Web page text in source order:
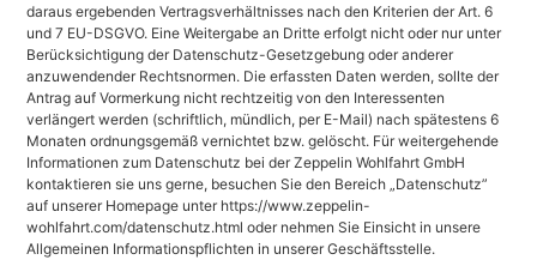
daraus ergebenden Vertragsverhältnisses nach den Kriterien der Art. 6
und 7 EU-DSGVO. Eine Weitergabe an Dritte erfolgt nicht oder nur unter
Berücksichtigung der Datenschutz-Gesetzgebung oder anderer
anzuwendender Rechtsnormen. Die erfassten Daten werden, sollte der
Antrag auf Vormerkung nicht rechtzeitig von den Interessenten
verlängert werden (schriftlich, mündlich, per E-Mail) nach spätestens 6
Monaten ordnungsgemäß vernichtet bzw. gelöscht. Für weitergehende
Informationen zum Datenschutz bei der Zeppelin Wohlfahrt GmbH
kontaktieren sie uns gerne, besuchen Sie den Bereich „Datenschutz”
auf unserer Homepage unter https://www.zeppelin-
wohlfahrt.com/datenschutz.html oder nehmen Sie Einsicht in unsere
Allgemeinen Informationspflichten in unserer Geschäftsstelle.